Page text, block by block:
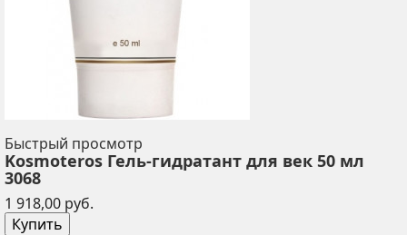
Быстрый просмотр
Kosmoteros Гель-гидратант для век 50 мл
3068
1 918,00 руб.
Купить